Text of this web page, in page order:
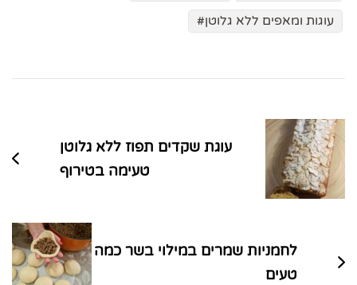
עוגות ומאפים ללא גלוטן
בפוסטים
עוגת שקדים תפוז ללא גלוטן
טעימה בטירוף
לחמניות שמרים במילוי בשר כמה
טעים